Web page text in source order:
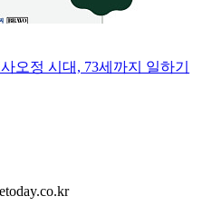
오정 시대, 73세까지 일하기